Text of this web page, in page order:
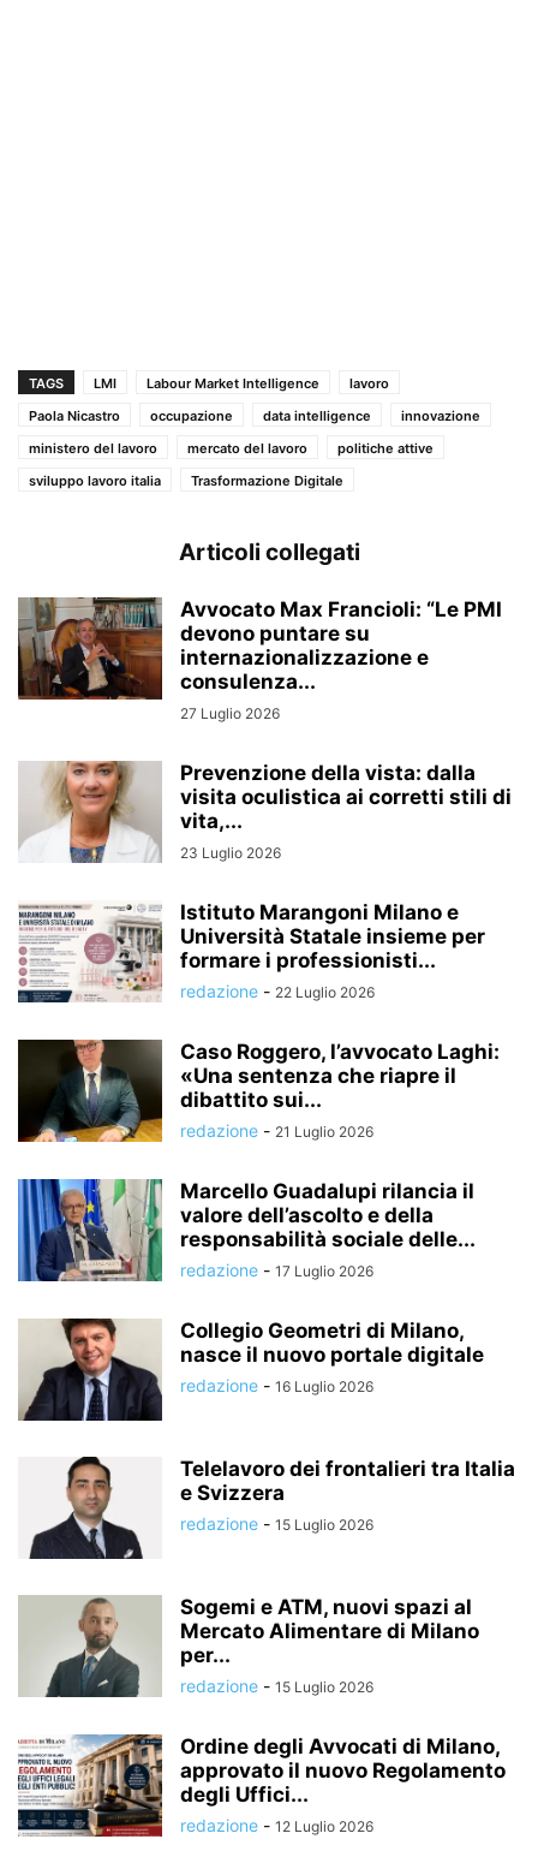
TAGS LMI Labour Market Intelligence
lavoro
Paola Nicastro
occupazione data intelligence
innovazione
ministero del lavoro
mercato del lavoro
politiche attive
sviluppo lavoro italia
Trasformazione Digitale
Articoli collegati
Avvocato Max Francioli: “Le PMI
devono puntare su
internazionalizzazione e
consulenza...
27 Luglio 2026
Prevenzione della vista: dalla
visita oculistica ai corretti stili di
vita,...
23 Luglio 2026
Istituto Marangoni Milano e
Università Statale insieme per
formare i professionisti...
redazione - 22 Luglio 2026
Caso Roggero, l’avvocato Laghi:
«Una sentenza che riapre il
dibattito sui...
redazione - 21 Luglio 2026
Marcello Guadalupi rilancia il
valore dell’ascolto e della
responsabilità sociale delle...
redazione - 17 Luglio 2026
Collegio Geometri di Milano,
nasce il nuovo portale digitale
redazione - 16 Luglio 2026
Telelavoro dei frontalieri tra Italia
e Svizzera
redazione - 15 Luglio 2026
Sogemi e ATM, nuovi spazi al
Mercato Alimentare di Milano
per...
redazione - 15 Luglio 2026
Ordine degli Avvocati di Milano,
approvato il nuovo Regolamento
degli Uffici...
redazione - 12 Luglio 2026